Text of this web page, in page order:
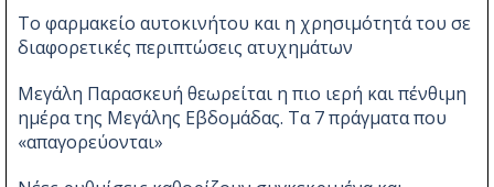
Το φαρμακείο αυτοκινήτου και η χρησιμότητά του σε
διαφορετικές περιπτώσεις ατυχημάτων
Μεγάλη Παρασκευή θεωρείται η πιο ιερή και πένθιμη
ημέρα της Μεγάλης Εβδομάδας. Τα 7 πράγματα που
«απαγορεύονται»